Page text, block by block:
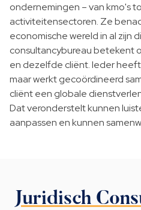
ondernemingen – van kmo's
activiteitensectoren. Ze
economische wereld in al zijn
consultancybureau betekent
en dezelfde cliënt. Ieder
maar werkt gecoördineerd
cliënt een globale
Dat veronderstelt kunnen
aanpassen en kunnen
Juridisch